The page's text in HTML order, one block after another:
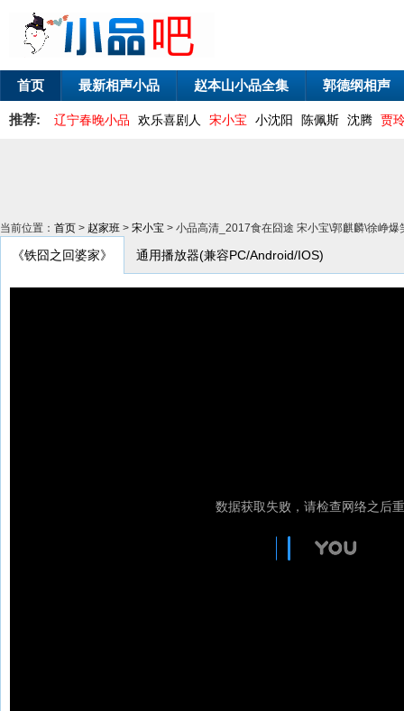
首页 最新相声小品 赵本山小品全集 郭德纲相声
推荐: 辽宁春晚小品 欢乐喜剧人 宋小宝 小沈阳 陈佩斯 沈腾 贾
当前位置： 首页 > 赵家班 > 宋小宝 > 小品高清_2017食在囧途 宋小宝\郭麒麟\徐峥
《铁囧之回婆家》 通用播放器(兼容PC/Android/IOS)